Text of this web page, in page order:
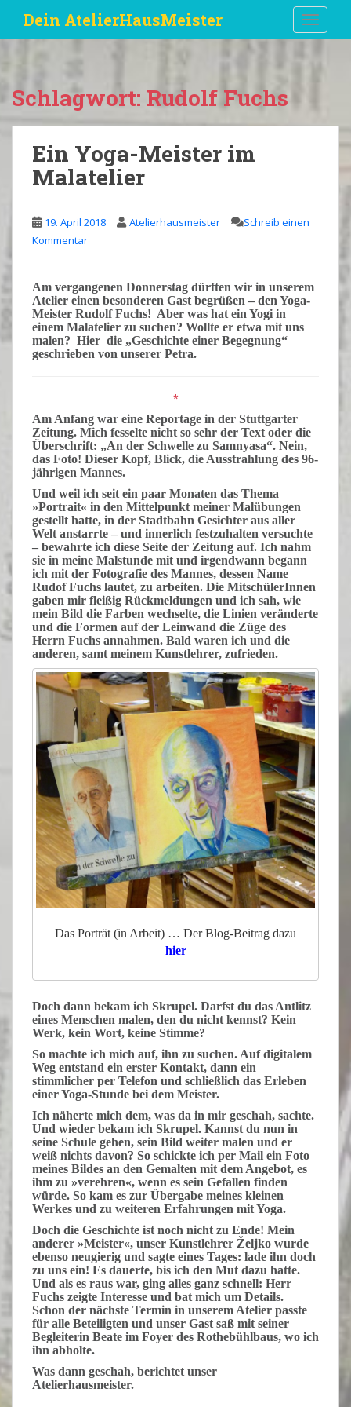
i
Dein AtelierHausMeister
Schlagwort: Rudolf Fuchs
Ein Yoga-Meister im
Malatelier
19. April 2018 Atelierhausmeister
Schreib einen
Kommentar
Am vergangenen Donnerstag dürften wir in unserem
Atelier einen besonderen Gast begrüßen – den Yoga-
Meister Rudolf Fuchs! Aber was hat ein Yogi in
einem Malatelier zu suchen? Wollte er etwa mit uns
malen? Hier die „Geschichte einer Begegnung“
geschrieben von unserer Petra.
*
Am Anfang war eine Reportage in der Stuttgarter
Zeitung. Mich fesselte nicht so sehr der Text oder die
Überschrift: „An der Schwelle zu Samnyasa“. Nein,
das Foto! Dieser Kopf, Blick, die Ausstrahlung des 96-
jährigen Mannes.
Und weil ich seit ein paar Monaten das Thema
»Portrait« in den Mittelpunkt meiner Malübungen
gestellt hatte, in der Stadtbahn Gesichter aus aller
Welt anstarrte – und innerlich festzuhalten versuchte
– bewahrte ich diese Seite der Zeitung auf. Ich nahm
sie in meine Malstunde mit und irgendwann begann
ich mit der Fotografie des Mannes, dessen Name
Rudof Fuchs lautet, zu arbeiten. Die MitschülerInnen
gaben mir fleißig Rückmeldungen und ich sah, wie
mein Bild die Farben wechselte, die Linien veränderte
und die Formen auf der Leinwand die Züge des
Herrn Fuchs annahmen. Bald waren ich und die
anderen, samt meinem Kunstlehrer, zufrieden.
Das Porträt (in Arbeit) … Der Blog-Beitrag dazu
hier
Doch dann bekam ich Skrupel. Darfst du das Antlitz
eines Menschen malen, den du nicht kennst? Kein
Werk, kein Wort, keine Stimme?
So machte ich mich auf, ihn zu suchen. Auf digitalem
Weg entstand ein erster Kontakt, dann ein
stimmlicher per Telefon und schließlich das Erleben
einer Yoga-Stunde bei dem Meister.
Ich näherte mich dem, was da in mir geschah, sachte.
Und wieder bekam ich Skrupel. Kannst du nun in
seine Schule gehen, sein Bild weiter malen und er
weiß nichts davon? So schickte ich per Mail ein Foto
meines Bildes an den Gemalten mit dem Angebot, es
ihm zu »verehren«, wenn es sein Gefallen finden
würde. So kam es zur Übergabe meines kleinen
Werkes und zu weiteren Erfahrungen mit Yoga.
Doch die Geschichte ist noch nicht zu Ende! Mein
anderer »Meister«, unser Kunstlehrer Željko wurde
ebenso neugierig und sagte eines Tages: lade ihn doch
zu uns ein! Es dauerte, bis ich den Mut dazu hatte.
Und als es raus war, ging alles ganz schnell: Herr
Fuchs zeigte Interesse und bat mich um Details.
Schon der nächste Termin in unserem Atelier passte
für alle Beteiligten und unser Gast saß mit seiner
Begleiterin Beate im Foyer des Rothebühlbaus, wo ich
ihn abholte.
Was dann geschah, berichtet unser
Atelierhausmeister.